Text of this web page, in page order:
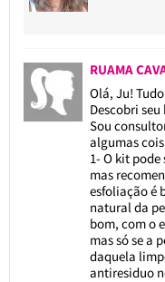
RUAMA
Olá, Ju!
Descobri
Sou
algumas
1- O kit pode
mas
esfoliação é
natural da
bom, com o
mas só se a
daquela
antiresiduo